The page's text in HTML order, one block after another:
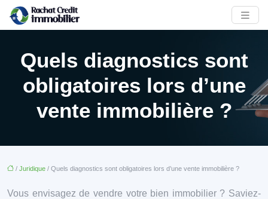
Quels diagnostics sont
obligatoires lors d’une
vente immobilière ?
/ Juridique / Quels diagnostics sont obligatoires lors d’une vente immobilière ?
Vous envisagez de vendre votre bien immobilier ? Saviez-